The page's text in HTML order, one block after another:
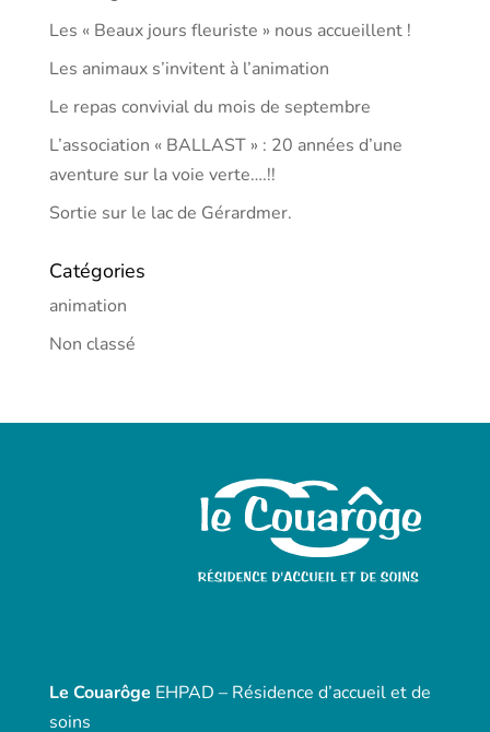
Les « Beaux jours fleuriste » nous accueillent !
Les animaux s’invitent à l’animation
Le repas convivial du mois de septembre
L’association « BALLAST » : 20 années d’une
aventure sur la voie verte….!!
Sortie sur le lac de Gérardmer.
Catégories
animation
Non classé
Le Couarôge EHPAD – Résidence d’accueil et de
soins